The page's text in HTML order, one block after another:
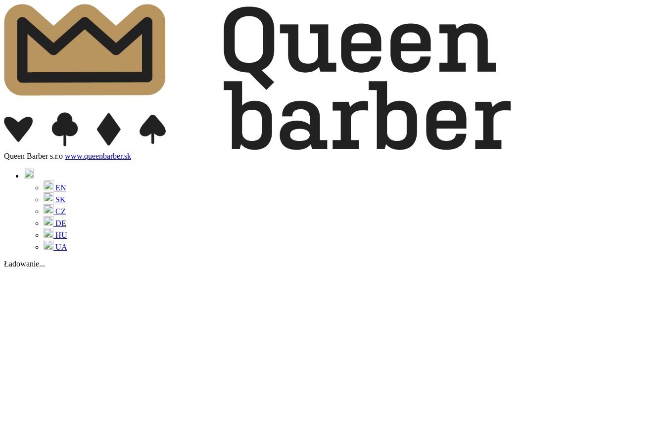
Queen Barber s.r.o www.queenbarber.sk
EN
SK
CZ
DE
HU
UA
Ładowanie...